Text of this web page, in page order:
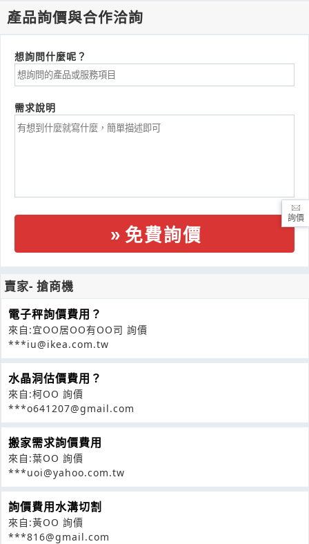
產品詢價與合作洽詢
想詢問什麼呢？
需求說明
免費詢價
賣家- 搶商機
電子秤詢價費用？
來自:宜OO居OO有OO司 詢價
***iu@ikea.com.tw
水晶洞估價費用？
來自:柯OO 詢價
***o641207@gmail.com
搬家需求詢價費用
來自:葉OO 詢價
***uoi@yahoo.com.tw
詢價費用水溝切割
來自:黃OO 詢價
***816@gmail.com
詢價